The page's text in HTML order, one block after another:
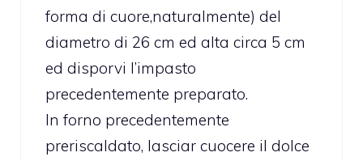
forma di cuore,naturalmente) del
diametro di 26 cm ed alta circa 5 cm
ed disporvi l’impasto
precedentemente preparato.
In forno precedentemente
preriscaldato, lasciar cuocere il dolce